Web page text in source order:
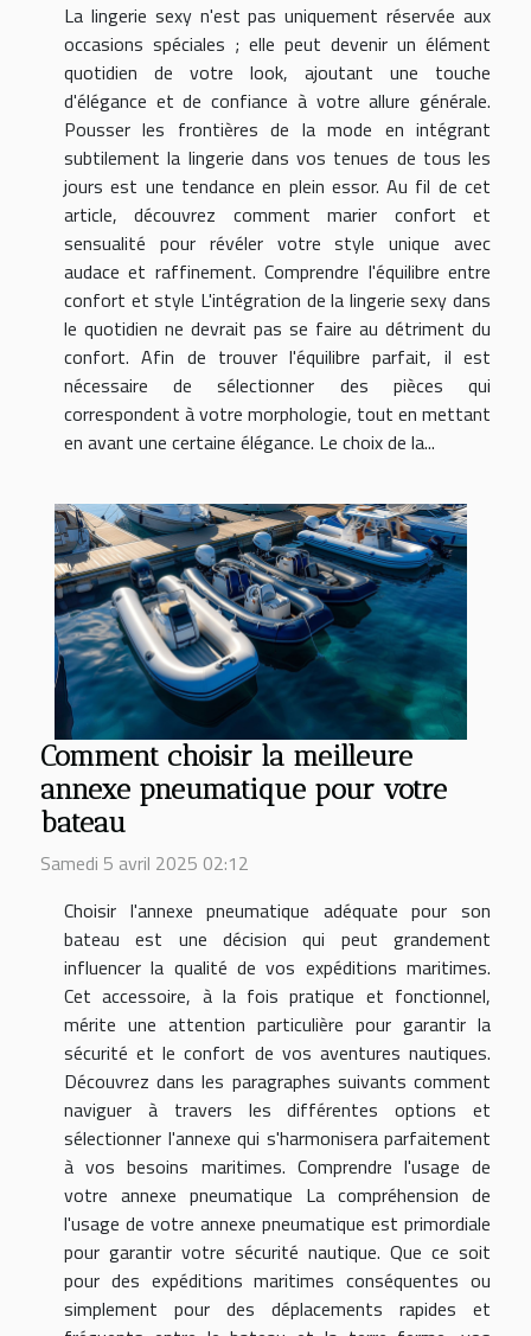
La lingerie sexy n'est pas uniquement réservée aux
occasions spéciales ; elle peut devenir un élément
quotidien de votre look, ajoutant une touche
d'élégance et de confiance à votre allure générale.
Pousser les frontières de la mode en intégrant
subtilement la lingerie dans vos tenues de tous les
jours est une tendance en plein essor. Au fil de cet
article, découvrez comment marier confort et
sensualité pour révéler votre style unique avec
audace et raffinement. Comprendre l'équilibre entre
confort et style L'intégration de la lingerie sexy dans
le quotidien ne devrait pas se faire au détriment du
confort. Afin de trouver l'équilibre parfait, il est
nécessaire de sélectionner des pièces qui
correspondent à votre morphologie, tout en mettant
en avant une certaine élégance. Le choix de la...
Comment choisir la meilleure
annexe pneumatique pour votre
bateau
Samedi 5 avril 2025 02:12
Choisir l'annexe pneumatique adéquate pour son
bateau est une décision qui peut grandement
influencer la qualité de vos expéditions maritimes.
Cet accessoire, à la fois pratique et fonctionnel,
mérite une attention particulière pour garantir la
sécurité et le confort de vos aventures nautiques.
Découvrez dans les paragraphes suivants comment
naviguer à travers les différentes options et
sélectionner l'annexe qui s'harmonisera parfaitement
à vos besoins maritimes. Comprendre l'usage de
votre annexe pneumatique La compréhension de
l'usage de votre annexe pneumatique est primordiale
pour garantir votre sécurité nautique. Que ce soit
pour des expéditions maritimes conséquentes ou
simplement pour des déplacements rapides et